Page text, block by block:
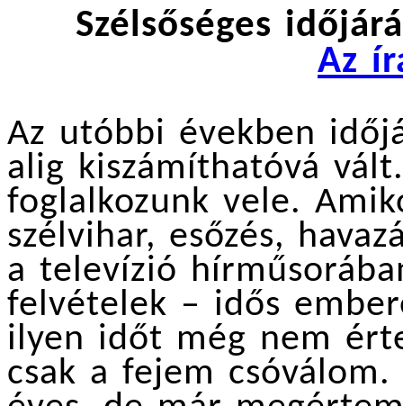
Szélsőséges
Az
Az utóbbi években
alig kiszámíthatóvá
foglalkozunk vele.
szélvihar, esőzés,
a televízió
felvételek – idős
ilyen időt még nem
csak a fejem